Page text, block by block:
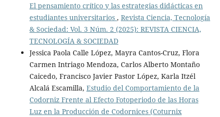
El pensamiento crítico y las estrategias didácticas en
estudiantes universitarios , Revista Ciencia, Tecnología
& Sociedad: Vol. 3 Núm. 2 (2025): REVISTA CIENCIA,
TECNOLOGÍA & SOCIEDAD
Jessica Paola Calle López, Mayra Cantos-Cruz, Flora
Carmen Intriago Mendoza, Carlos Alberto Montaño
Caicedo, Francisco Javier Pastor López, Karla Itzél
Alcalá Escamilla, Estudio del Comportamiento de la
Codorniz Frente al Efecto Fotoperiodo de las Horas
Luz en la Producción de Codornices (Coturnix